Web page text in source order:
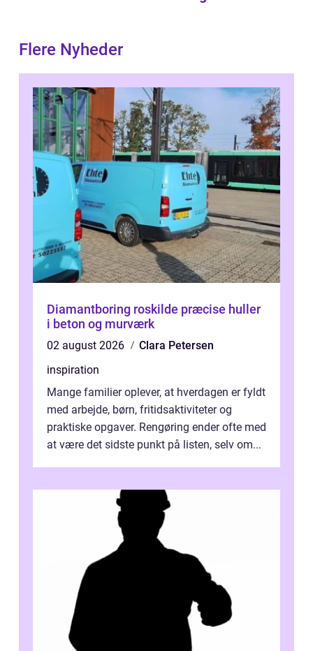
Flere Nyheder
Diamantboring roskilde præcise huller
i beton og murværk
02 august 2026
Clara Petersen
inspiration
Mange familier oplever, at hverdagen er fyldt
med arbejde, børn, fritidsaktiviteter og
praktiske opgaver. Rengøring ender ofte med
at være det sidste punkt på listen, selv om...